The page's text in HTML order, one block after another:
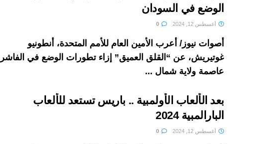
الوضع في السودان
أغسطس 12, 2024
أصوات نيوز/ أعرب الأمين العام للأمم المتحدة، أنطونيو
غوتيريش، عن “القلق العميق” إزاء تطورات الوضع في الفاشر
عاصمة ولاية شمال ...
بعد الألعاب الأولمبية .. باريس تستعد للألعاب
البارالمبية 2024
أغسطس 12, 2024